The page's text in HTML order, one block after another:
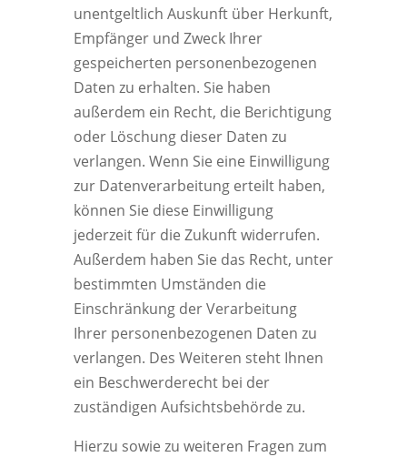
unentgeltlich Auskunft über Herkunft,
Empfänger und Zweck Ihrer
gespeicherten personenbezogenen
Daten zu erhalten. Sie haben
außerdem ein Recht, die Berichtigung
oder Löschung dieser Daten zu
verlangen. Wenn Sie eine Einwilligung
zur Datenverarbeitung erteilt haben,
können Sie diese Einwilligung
jederzeit für die Zukunft widerrufen.
Außerdem haben Sie das Recht, unter
bestimmten Umständen die
Einschränkung der Verarbeitung
Ihrer personenbezogenen Daten zu
verlangen. Des Weiteren steht Ihnen
ein Beschwerderecht bei der
zuständigen Aufsichtsbehörde zu.
Hierzu sowie zu weiteren Fragen zum